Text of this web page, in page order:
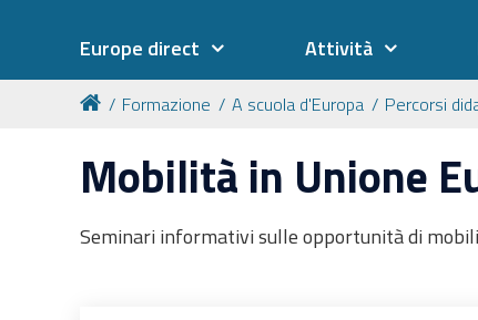
Europe direct Attività
Formazione A scuola d'Europa Percorsi
Mobilità in Unione
Seminari informativi sulle opportunità di